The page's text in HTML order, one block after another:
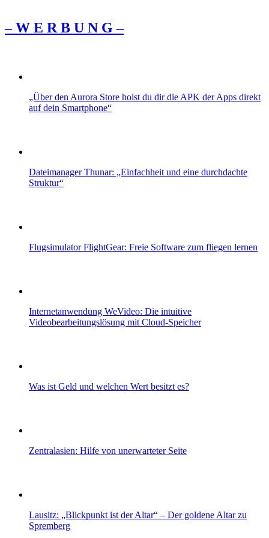
– W Ε R Β U Ν G –
„Über den Aurora Store holst du dir die APK der Apps direkt
auf dein Smartphone“
Dateimanager Thunar: „Einfachheit und eine durchdachte
Struktur“
Flugsimulator FlightGear: Freie Software zum fliegen lernen
Internetanwendung WeVideo: Die intuitive
Videobearbeitungslösung mit Cloud-Speicher
Was ist Geld und welchen Wert besitzt es?
Zentralasien: Hilfe von unerwarteter Seite
Lausitz: „Blickpunkt ist der Altar“ – Der goldene Altar zu
Spremberg